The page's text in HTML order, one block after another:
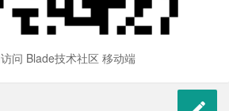
问 Blade技术社区 移动端